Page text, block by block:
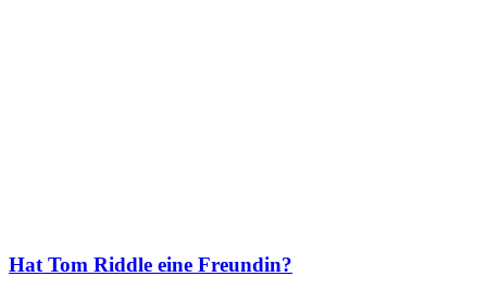
Hat Tom Riddle eine Freundin?